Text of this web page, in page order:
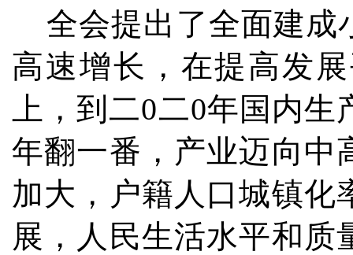
全会提出了全面建成
高速增长，在提高发
上，到二0二0年国内生
年翻一番，产业迈向中
加大，户籍人口城镇化
展，人民生活水平和质